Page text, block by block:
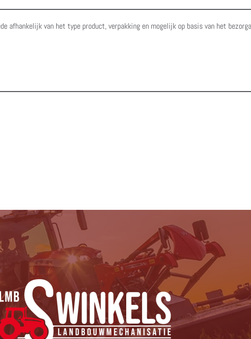
afhankelijk van het type product, verpakking en mogelijk op basis van het